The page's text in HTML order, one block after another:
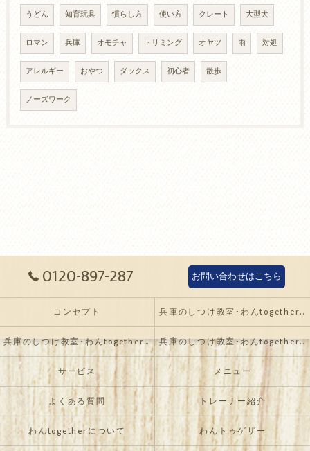
うどん 知育玩具 慣らし方 使い方 クレート 大型犬
ロマン 兵庫 オモチャ トリミング オヤツ 雨 対処
アレルギー おやつ ダックス 初心者 散歩
ノーズワーク
0120-897-287 お問い合わせはこちら
コンセプト 兵庫のしつけ教室･わんtogetherの口コミ情報
兵庫のしつけ教室･わんtogetherの評判 兵庫のしつけ教室･わんtogetherのお客様の声
サービス メニュー
よくある質問 トレーナー紹介
わんtogetherについて わんトゥゲザー